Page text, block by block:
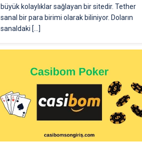
büyük kolaylıklar sağlayan bir sitedir. Tether
sanal bir para birimi olarak biliniyor. Doların
sanaldaki […]